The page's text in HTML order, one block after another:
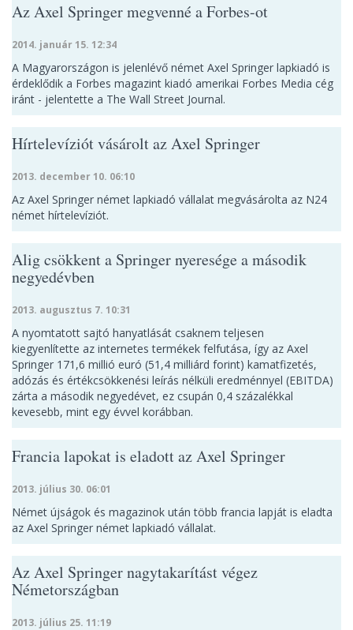
Az Axel Springer megvenné a Forbes-ot
2014. január 15. 12:34
A Magyarországon is jelenlévő német Axel Springer lapkiadó is
érdeklődik a Forbes magazint kiadó amerikai Forbes Media cég
iránt - jelentette a The Wall Street Journal.
Hírtelevíziót vásárolt az Axel Springer
2013. december 10. 06:10
Az Axel Springer német lapkiadó vállalat megvásárolta az N24
német hírtelevíziót.
Alig csökkent a Springer nyeresége a második
negyedévben
2013. augusztus 7. 10:31
A nyomtatott sajtó hanyatlását csaknem teljesen
kiegyenlítette az internetes termékek felfutása, így az Axel
Springer 171,6 millió euró (51,4 milliárd forint) kamatfizetés,
adózás és értékcsökkenési leírás nélküli eredménnyel (EBITDA)
zárta a második negyedévet, ez csupán 0,4 százalékkal
kevesebb, mint egy évvel korábban.
Francia lapokat is eladott az Axel Springer
2013. július 30. 06:01
Német újságok és magazinok után több francia lapját is eladta
az Axel Springer német lapkiadó vállalat.
Az Axel Springer nagytakarítást végez
Németországban
2013. július 25. 11:19